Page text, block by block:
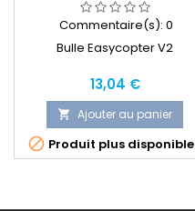
Commentaire(s): 0
Bulle Easycopter V2
Prix
13,04 €
 Ajouter au panier
 Produit plus disponible